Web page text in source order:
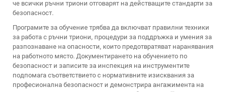
че всички ръчни триони отговарят на действащите стандарти за
безопасност.
Програмите за обучение трябва да включват правилни техники
за работа с ръчни триони, процедури за поддръжка и умения за
разпознаване на опасности, които предотвратяват наранявания
на работното място. Документирането на обучението по
безопасност и записите за инспекция на инструментите
подпомага съответствието с нормативните изисквания за
професионална безопасност и демонстрира ангажимента на